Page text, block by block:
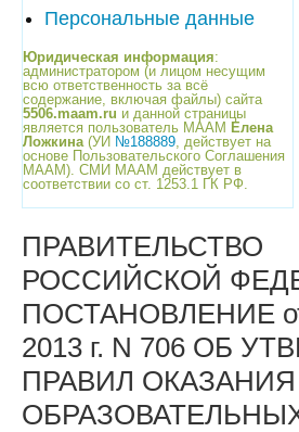
Персональные данные
Юридическая информация:
администратором (и лицом несущим
всю ответственность за всё
содержание, включая файлы) сайта
5506.maam.ru и данной страницы
является пользователь МААМ Елена
Ложкина(УИ №188889, действует на
основе Пользовательского Соглашения
МААМ). СМИ МААМ действует в
соответствии со ст. 1253.1 ГК РФ.
ПРАВИТЕЛЬСТВО
РОССИЙСКОЙ
ПОСТАНОВЛЕНИЕ от
2013 г. N 706 ОБ
ПРАВИЛ